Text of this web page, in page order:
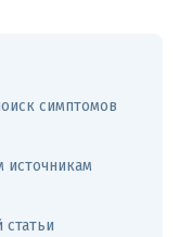
симптомов
источникам